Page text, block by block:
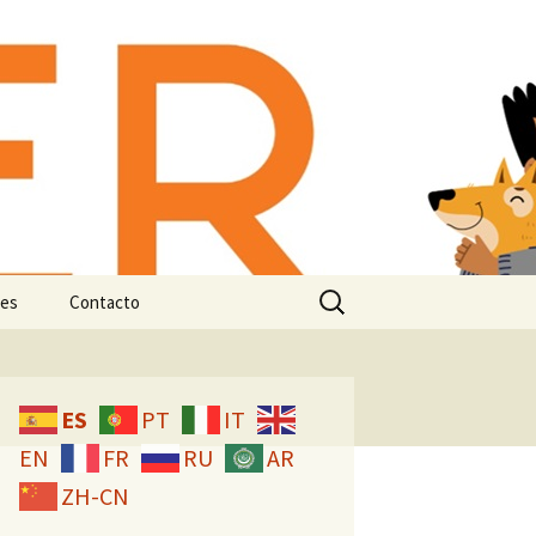
animal:
Contacto
Buscar:
ES PT
IT
EN
FR RU
AR
ZH-CN